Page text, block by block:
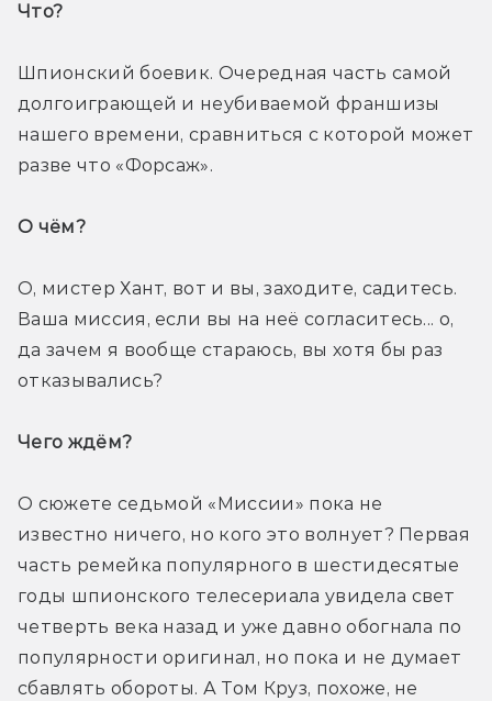
Что?
Шпионский боевик. Очередная часть самой
долгоиграющей и неубиваемой франшизы
нашего времени, сравниться с которой может
разве что «Форсаж».
О чём?
О, мистер Хант, вот и вы, заходите, садитесь.
Ваша миссия, если вы на неё согласитесь... о,
да зачем я вообще стараюсь, вы хотя бы раз
отказывались?
Чего ждём?
О сюжете седьмой «Миссии» пока не
известно ничего, но кого это волнует? Первая
часть ремейка популярного в шестидесятые
годы шпионского телесериала увидела свет
четверть века назад и уже давно обогнала по
популярности оригинал, но пока и не думает
сбавлять обороты. А Том Круз, похоже, не